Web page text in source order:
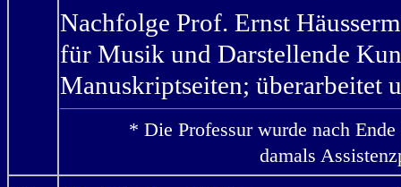
Nachfolge Prof. Ernst
für Musik und Darstellende
Manuskriptseiten; überarbeitet
* Die Professur wurde nach
damals